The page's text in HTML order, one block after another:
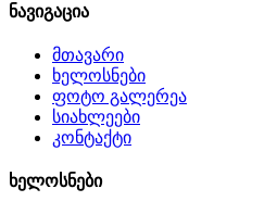
ნავიგაცია
მთავარი
ხელოსნები
ფოტო გალერეა
სიახლეები
კონტაქტი
ხელოსნები